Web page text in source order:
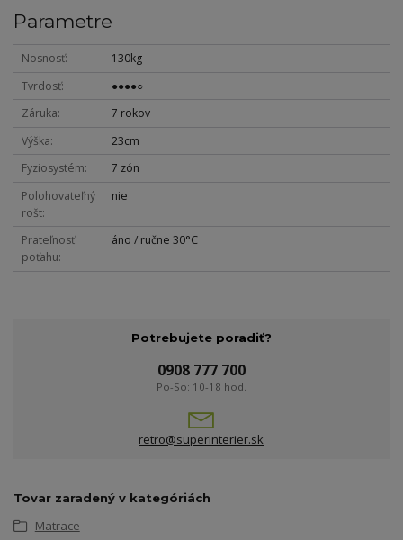
Parametre
Nosnosť
130kg
Tvrdosť
●●●●○
Záruka
7 rokov
Výška
23cm
Fyziosystém
7 zón
Polohovateľný
rošt
nie
Prateľnosť
poťahu
áno / ručne 30°C
Potrebujete poradiť?
0908 777 700
Po-So: 10-18 hod.
retro@superinterier.sk
Tovar zaradený v kategóriách
Matrace